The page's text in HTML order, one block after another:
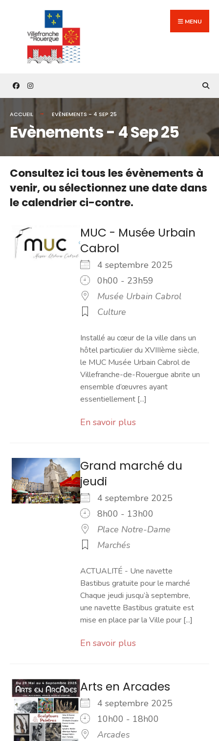
content
MENU
ACCUEIL EVÈNEMENTS - 4 SEP 25
Evènements - 4 Sep 25
Consultez ici tous les évènements à
venir,ou sélectionnez une date dans
le calendrier ci-contre.
MUC - Musée Urbain
Cabrol
4 septembre 2025
0h00 - 23h59
Musée Urbain Cabrol
Culture
Installé au cœur de la ville dans un
hôtel particulier du XVIIIème siècle,
le MUC Musée Urbain Cabrol de
Villefranche-de-Rouergue abrite un
ensemble d’œuvres ayant
essentiellement [...]
En savoir plus
Grand marché du
jeudi
4 septembre 2025
8h00 - 13h00
Place Notre-Dame
Marchés
ACTUALITÉ - Une navette
Bastibus gratuite pour le marché
Chaque jeudi jusqu’à septembre,
une navette Bastibus gratuite est
mise en place par la Ville pour [...]
En savoir plus
Arts en Arcades
4 septembre 2025
10h00 - 18h00
Arcades